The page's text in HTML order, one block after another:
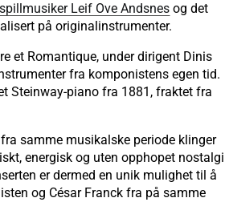
Leif Ove Andsnes og det
på originalinstrumenter.
et Romantique, under dirigent Dinis
fra komponistens egen tid.
Steinway-piano fra 1881, fraktet fra
samme musikalske periode klinger
energisk og uten opphopet nostalgi
er dermed en unik mulighet til å
og César Franck fra på samme